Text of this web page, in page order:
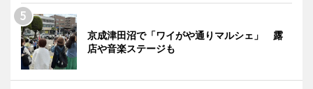
京成津田沼で「ワイがや通りマルシェ」 露
店や音楽ステージも